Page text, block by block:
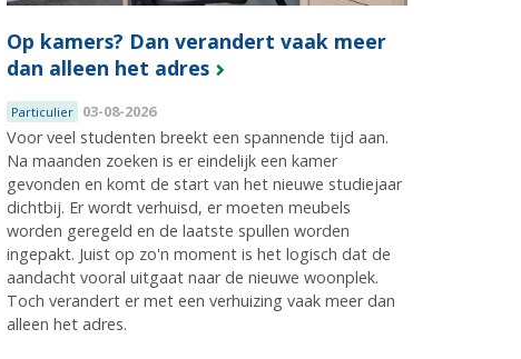
Op kamers? Dan verandert vaak meer
dan alleen het adres
Particulier 03-08-2026
Voor veel studenten breekt een spannende tijd aan.
Na maanden zoeken is er eindelijk een kamer
gevonden en komt de start van het nieuwe studiejaar
dichtbij. Er wordt verhuisd, er moeten meubels
worden geregeld en de laatste spullen worden
ingepakt. Juist op zo'n moment is het logisch dat de
aandacht vooral uitgaat naar de nieuwe woonplek.
Toch verandert er met een verhuizing vaak meer dan
alleen het adres.